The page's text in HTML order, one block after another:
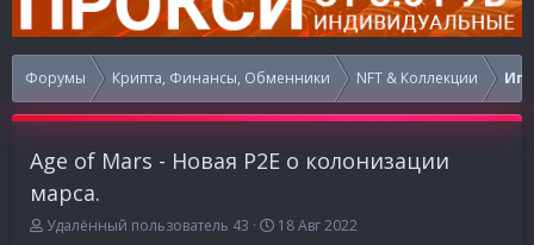
Форумы Крипта, Финансы, Обменники NFT & Коллекции
Age of Mars - Новая P2E о колонизации
марса.
А
Удалённый пользователь 43
Д18 Авг 2022